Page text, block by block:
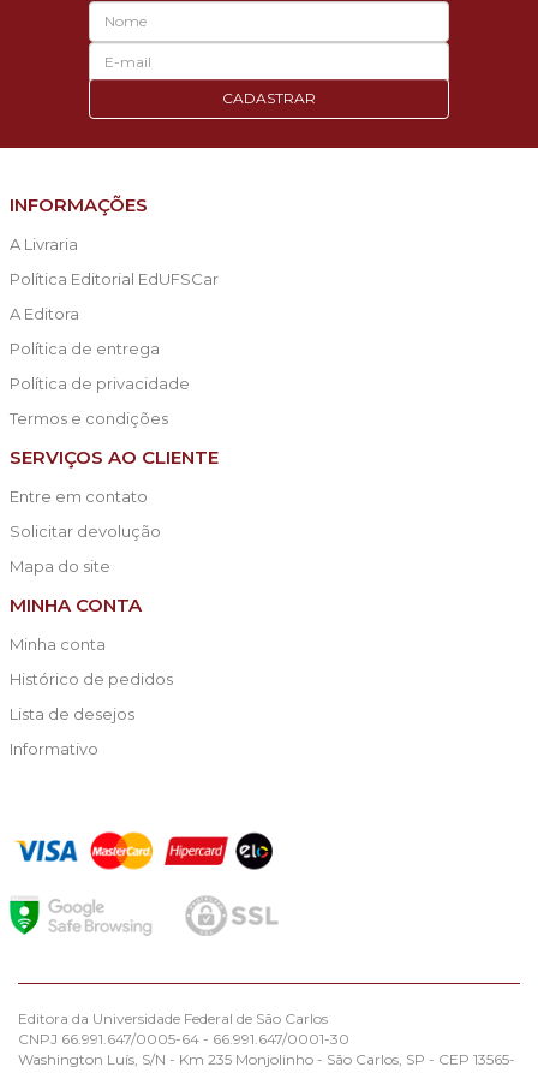
CADASTRAR
INFORMAÇÕES
A Livraria
Política Editorial EdUFSCar
A Editora
Política de entrega
Política de privacidade
Termos e condições
SERVIÇOS AO CLIENTE
Entre em contato
Solicitar devolução
Mapa do site
MINHA CONTA
Minha conta
Histórico de pedidos
Lista de desejos
Informativo
Editora da Universidade Federal de São Carlos
CNPJ 66.991.647/0005-64 - 66.991.647/0001-30
Washington Luís, S/N - Km 235 Monjolinho - São Carlos, SP - CEP 13565-